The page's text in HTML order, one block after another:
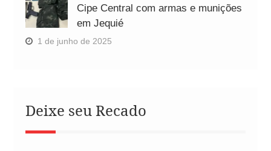
Cipe Central com armas e munições
em Jequié
1 de junho de 2025
Deixe seu Recado